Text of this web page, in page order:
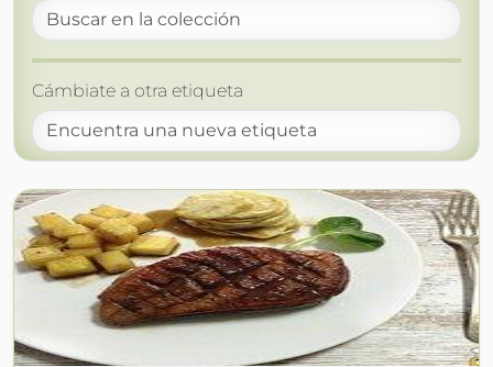
Cámbiate a otra etiqueta